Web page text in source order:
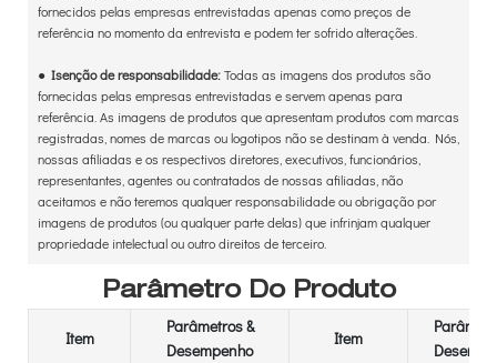
fornecidos pelas empresas entrevistadas apenas como preços de
referência no momento da entrevista e podem ter sofrido alterações.
● Isenção de responsabilidade:Todas as imagens dos produtos são
fornecidas pelas empresas entrevistadas e servem apenas para
referência. As imagens de produtos que apresentam produtos com marcas
registradas, nomes de marcas ou logotipos não se destinam à venda. Nós,
nossas afiliadas e os respectivos diretores, executivos, funcionários,
representantes, agentes ou contratados de nossas afiliadas, não
aceitamos e não teremos qualquer responsabilidade ou obrigação por
imagens de produtos (ou qualquer parte delas) que infrinjam qualquer
propriedade intelectual ou outro direitos de terceiro.
Parâmetro Do Produto
Item
Parâmetros &
Desempenho
Item